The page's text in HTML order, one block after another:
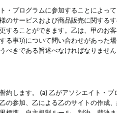
・プログラムに参加することによっ
のサービスおよび商品販売に関する
することができます。乙は、甲のお
る事項について問い合わせがあった
べきである旨述べなければなりませ
約します。 (a) 乙がアソシエイト・
の参加、乙による乙のサイトの作成